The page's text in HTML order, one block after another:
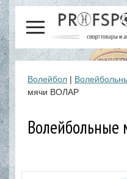
Волейбол |
мячи ВОЛАР